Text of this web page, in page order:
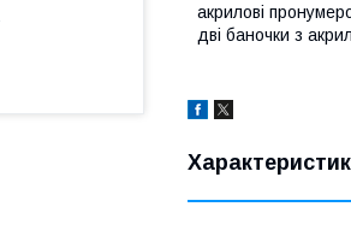
акрилові
дві баночки з